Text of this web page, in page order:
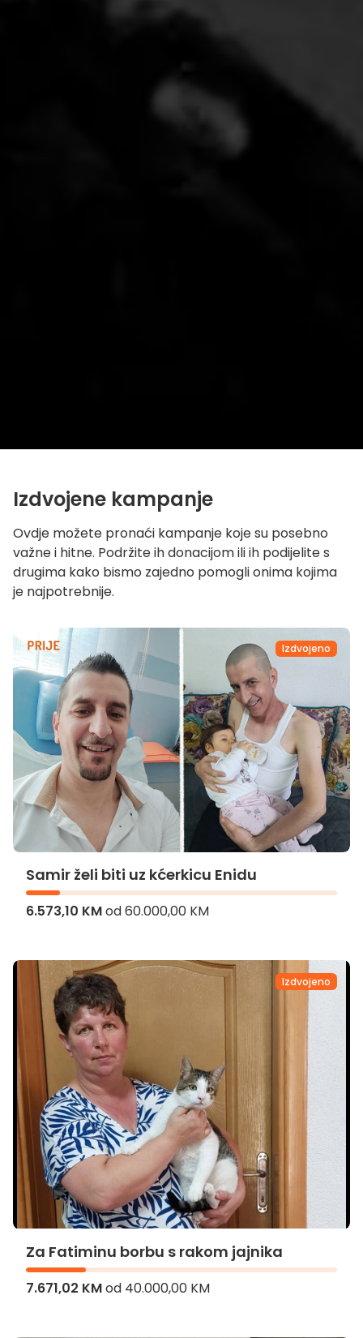
Izdvojene kampanje
Ovdje možete pronaći kampanje koje su posebno
važne i hitne. Podržite ih donacijom ili ih podijelite s
drugima kako bismo zajedno pomogli onima kojima
je najpotrebnije.
Izdvojeno
Samir želi biti uz kćerkicu Enidu
6.573,10 KMod60.000,00 KM
Izdvojeno
Za Fatiminu borbu s rakom jajnika
7.671,02 KMod 40.000,00 KM